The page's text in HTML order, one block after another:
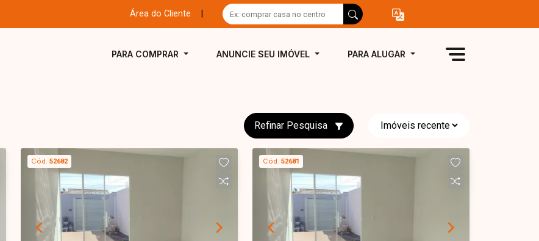
Área do Cliente
PARA COMPRAR ANUNCIE SEU IMÓVEL PARA ALUGAR
Refinar Pesquisa
Cód. 52682 Cód. 52681